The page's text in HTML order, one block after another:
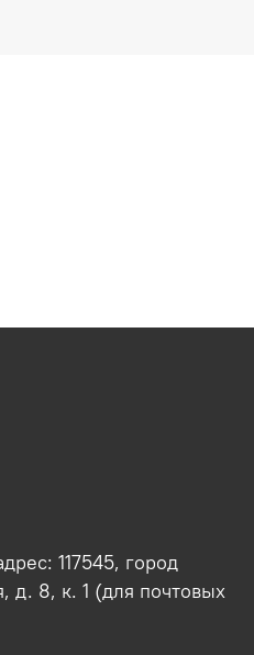
117545, город
д. 8, к. 1 (для почтовых